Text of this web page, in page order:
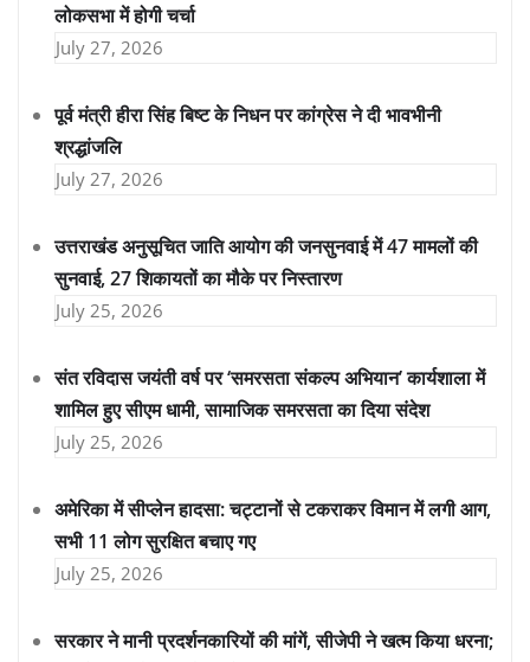
लोकसभा में होगी चर्चा
July 27, 2026
पूर्व मंत्री हीरा सिंह बिष्ट के निधन पर कांग्रेस ने दी भावभीनी
श्रद्धांजलि
July 27, 2026
उत्तराखंड अनुसूचित जाति आयोग की जनसुनवाई में 47 मामलों की
सुनवाई, 27 शिकायतों का मौके पर निस्तारण
July 25, 2026
संत रविदास जयंती वर्ष पर ‘समरसता संकल्प अभियान’ कार्यशाला में
शामिल हुए सीएम धामी, सामाजिक समरसता का दिया संदेश
July 25, 2026
अमेरिका में सीप्लेन हादसा: चट्टानों से टकराकर विमान में लगी आग,
सभी 11 लोग सुरक्षित बचाए गए
July 25, 2026
सरकार ने मानी प्रदर्शनकारियों की मांगें, सीजेपी ने खत्म किया धरना;